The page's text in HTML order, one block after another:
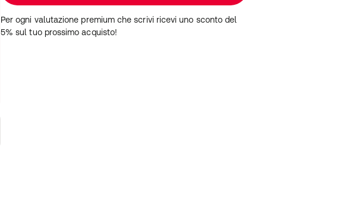
Per ogni valutazione premium che scrivi ricevi uno sconto del
5% sul tuo prossimo acquisto!